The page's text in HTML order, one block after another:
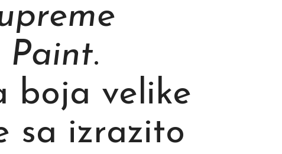
Paint.
boja velike
sa izrazito